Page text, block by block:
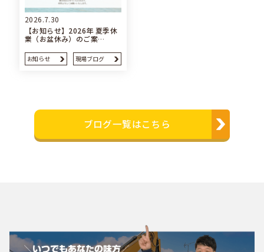
2026.7.30
【お知らせ】2026年 夏季休
業（お盆休み）のご案…
お知らせ 現場ブログ
ブログ一覧はこちら